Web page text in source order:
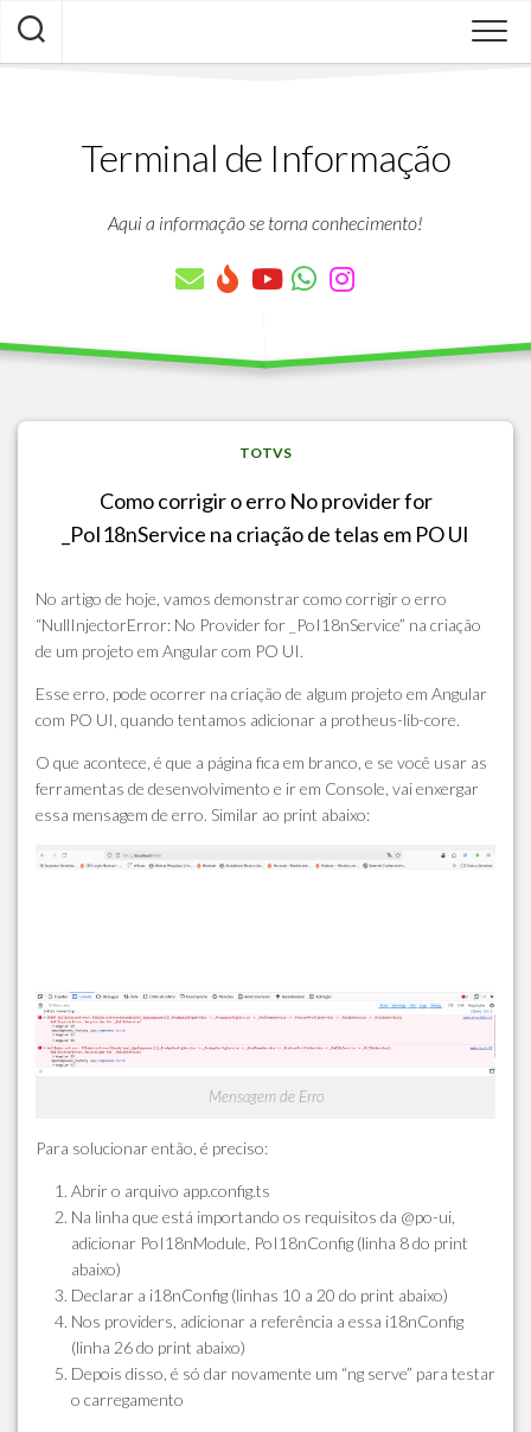
Skip
content
Terminal de Informação
Aqui a informação se torna conhecimento!
TOTVS
Como corrigir o erro No provider for
_PoI18nService na criação de telas em PO UI
No artigo de hoje, vamos demonstrar como corrigir o erro
“NullInjectorError: No Provider for _PoI18nService” na criação
de um projeto em Angular com PO UI.
Esse erro, pode ocorrer na criação de algum projeto em Angular
com PO UI, quando tentamos adicionar a protheus-lib-core.
O que acontece, é que a página fica em branco, e se você usar as
ferramentas de desenvolvimento e ir em Console, vai enxergar
essa mensagem de erro. Similar ao print abaixo:
Mensagem de Erro
Para solucionar então, é preciso:
Abrir o arquivo app.config.ts
Na linha que está importando os requisitos da @po-ui,
adicionar PoI18nModule, PoI18nConfig (linha 8 do print
abaixo)
Declarar a i18nConfig (linhas 10 a 20 do print abaixo)
Nos providers, adicionar a referência a essa i18nConfig
(linha 26 do print abaixo)
Depois disso, é só dar novamente um “ng serve” para testar
o carregamento